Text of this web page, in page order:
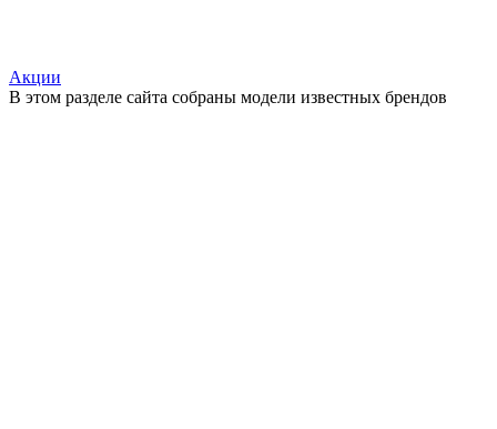
Акции
В этом разделе сайта собраны модели известных брендов